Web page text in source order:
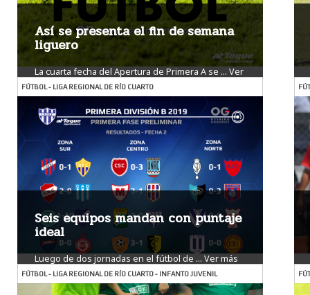
Así se presenta el fin de semana
liguero
La cuarta fecha del Apertura de Primera A se ... Ver
más
FÚTBOL - LIGA REGIONAL DE RÍO CUARTO
Seis equipos mandan con puntaje
ideal
Luego de dos jornadas en el fútbol de ... Ver más
FÚTBOL - LIGA REGIONAL DE RÍO CUARTO - INFANTO JUVENIL